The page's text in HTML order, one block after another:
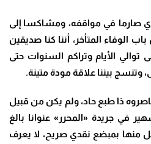
صارما في مواقفه، ومشاكسا إلى
الوفاء المتأخر، أننا كنا صديقين
توالي الأيام وتراكم السنوات حتى
بيننا علاقة مودة متينة.
ذا طبع حاد، ولم يكن من قبيل
في جريدة «المحرر» عنوانا بالغ
منها بمبضع نقدي صريح، لا يعرف